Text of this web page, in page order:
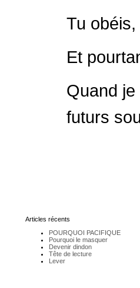
Tu
Et
Quand
futurs
Articles récents
POURQUOI PACIFIQUE
Pourquoi le masquer
Devenir dindon
Tête de lecture
Lever